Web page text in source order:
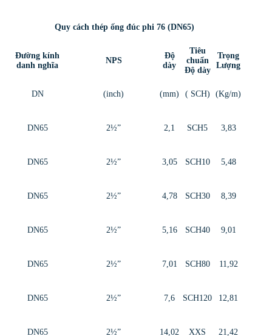
Quy cách thép ống đúc phi 76 (DN65)
Đường kính
danh nghĩa
NPS
Độ
dày
Tiêu
chuẩn
Độ dày
Trọng
Lượng
DN (inch) (mm) ( SCH) (Kg/m)
DN65 2½” 2,1 SCH5 3,83
DN65 2½” 3,05 SCH10 5,48
DN65 2½” 4,78 SCH30 8,39
DN65 2½” 5,16 SCH40 9,01
DN65 2½” 7,01 SCH80 11,92
DN65 2½” 7,6 SCH120 12,81
DN65 2½” 14,02 XXS 21,42